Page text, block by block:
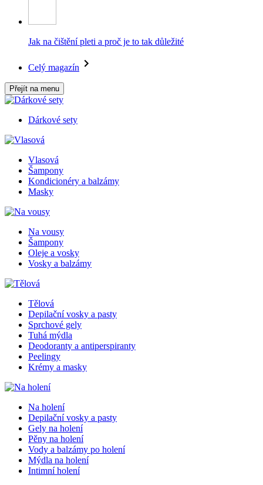
Jak na čištění pleti a proč je to tak důležité
Celý magazín
Přejít na menu
Dárkové sety
Vlasová
Šampony
Kondicionéry a balzámy
Masky
Na vousy
Šampony
Oleje a vosky
Vosky a balzámy
Tělová
Depilační vosky a pasty
Sprchové gely
Tuhá mýdla
Deodoranty a antiperspiranty
Peelingy
Krémy a masky
Na holení
Depilační vosky a pasty
Gely na holení
Pěny na holení
Vody a balzámy po holení
Mýdla na holení
Intimní holení